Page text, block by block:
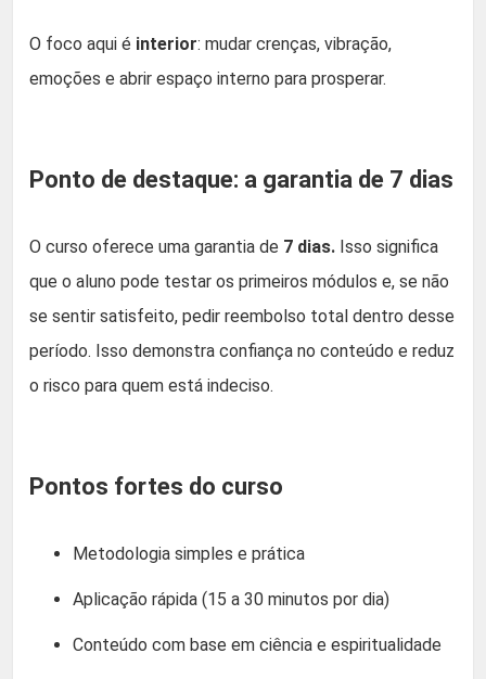
O foco aqui é interior: mudar crenças, vibração,
emoções e abrir espaço interno para prosperar.
Ponto de destaque: a garantia de 7 dias
O curso oferece uma garantia de 7 dias. Isso significa
que o aluno pode testar os primeiros módulos e, se não
se sentir satisfeito, pedir reembolso total dentro desse
período. Isso demonstra confiança no conteúdo e reduz
o risco para quem está indeciso.
Pontos fortes do curso
Metodologia simples e prática
Aplicação rápida (15 a 30 minutos por dia)
Conteúdo com base em ciência e espiritualidade